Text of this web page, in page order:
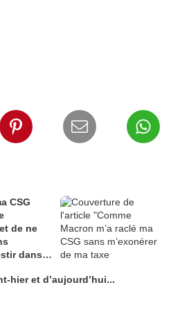
CSG
de ne
dans
hier et d’aujourd’hui...